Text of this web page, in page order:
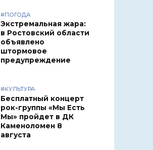
#ПОГОДА
Экстремальная жара:
в Ростовский области
объявлено
штормовое
предупреждение
#КУЛЬТУРА
Бесплатный концерт
рок-группы «Мы Есть
Мы» пройдет в ДК
Каменоломен 8
августа